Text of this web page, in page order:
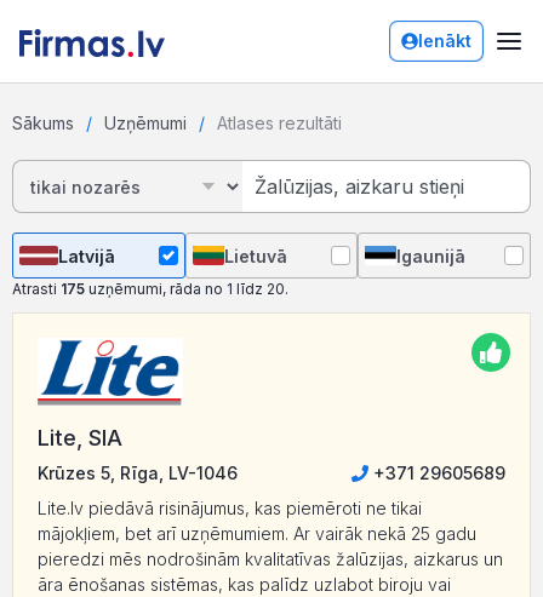
Ienākt
Sākums Uzņēmumi Atlases rezultāti
Latvijā Lietuvā Igaunijā
Atrasti 175 uzņēmumi, rāda no 1 līdz 20.
Lite, SIA
Krūzes 5, Rīga, LV-1046
+371 29605689
Lite.lv piedāvā risinājumus, kas piemēroti ne tikai
mājokļiem, bet arī uzņēmumiem. Ar vairāk nekā 25 gadu
pieredzi mēs nodrošinām kvalitatīvas žalūzijas, aizkarus un
āra ēnošanas sistēmas, kas palīdz uzlabot biroju vai